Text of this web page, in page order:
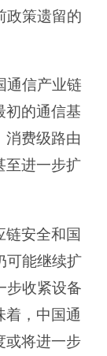
政策遗留的
通信产业链
初的通信基
消费级路由
至进一步扩
链安全和国
可能继续扩
步收紧设备
着，中国通
或将进一步